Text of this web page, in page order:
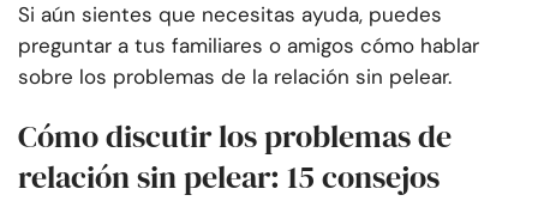
Si aún sientes que necesitas ayuda, puedes
preguntar a tus familiares o amigos cómo hablar
sobre los problemas de la relación sin pelear.
Cómo discutir los problemas de
relación sin pelear: 15 consejos